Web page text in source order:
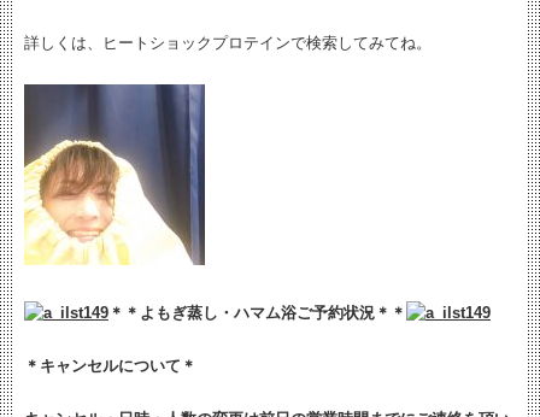
詳しくは、ヒートショックプロテインで検索してみてね。
＊＊よもぎ蒸し・ハマム浴ご予約状況＊＊
＊キャンセルについて＊